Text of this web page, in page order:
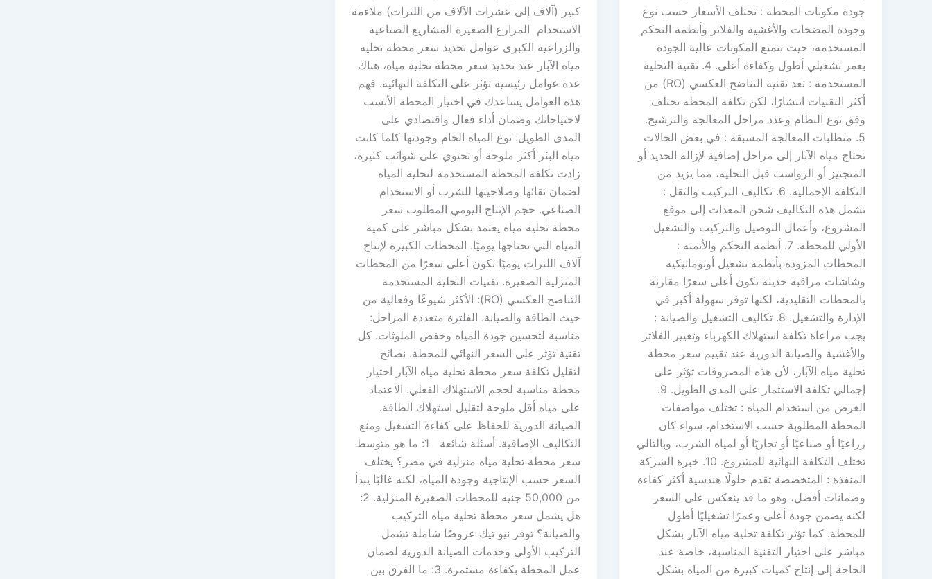
جودة مكونات المحطة : تختلف الأسعار حسب نوع
وجودة المضخات والأغشية والفلاتر وأنظمة التحكم
المستخدمة، حيث تتمتع المكونات عالية الجودة
بعمر تشغيلي أطول وكفاءة أعلى. 4. تقنية التحلية
المستخدمة : تعد تقنية التناضح العكسي (RO) من
أكثر التقنيات انتشارًا، لكن تكلفة المحطة تختلف
وفق نوع النظام وعدد مراحل المعالجة والترشيح.
5. متطلبات المعالجة المسبقة : في بعض الحالات
تحتاج مياه الآبار إلى مراحل إضافية لإزالة الحديد أو
المنجنيز أو الرواسب قبل التحلية، مما يزيد من
التكلفة الإجمالية. 6. تكاليف التركيب والنقل :
تشمل هذه التكاليف شحن المعدات إلى موقع
المشروع، وأعمال التوصيل والتركيب والتشغيل
الأولي للمحطة. 7. أنظمة التحكم والأتمتة :
المحطات المزودة بأنظمة تشغيل أوتوماتيكية
وشاشات مراقبة حديثة تكون أعلى سعرًا مقارنة
بالمحطات التقليدية، لكنها توفر سهولة أكبر في
الإدارة والتشغيل. 8. تكاليف التشغيل والصيانة :
يجب مراعاة تكلفة استهلاك الكهرباء وتغيير الفلاتر
والأغشية والصيانة الدورية عند تقييم سعر محطة
تحلية مياه الآبار، لأن هذه المصروفات تؤثر على
إجمالي تكلفة الاستثمار على المدى الطويل. 9.
الغرض من استخدام المياه : تختلف مواصفات
المحطة المطلوبة حسب الاستخدام، سواء كان
زراعيًا أو صناعيًا أو تجاريًا أو لمياه الشرب، وبالتالي
تختلف التكلفة النهائية للمشروع. 10. خبرة الشركة
المنفذة : المتخصصة تقدم حلولًا هندسية أكثر كفاءة
وضمانات أفضل، وهو ما قد ينعكس على السعر
لكنه يضمن جودة أعلى وعمرًا تشغيليًا أطول
للمحطة. كما تؤثر تكلفة تحلية مياه الآبار بشكل
مباشر على اختيار التقنية المناسبة، خاصة عند
الحاجة إلى إنتاج كميات كبيرة من المياه بشكل
كبير (آلاف إلى عشرات الآلاف من اللترات) ملاءمة
الاستخدام المزارع الصغيرة المشاريع الصناعية
والزراعية الكبرى عوامل تحديد سعر محطة تحلية
مياه الآبار عند تحديد سعر محطة تحلية مياه، هناك
عدة عوامل رئيسية تؤثر على التكلفة النهائية. فهم
هذه العوامل يساعدك في اختيار المحطة الأنسب
لاحتياجاتك وضمان أداء فعال واقتصادي على
المدى الطويل: نوع المياه الخام وجودتها كلما كانت
مياه البئر أكثر ملوحة أو تحتوي على شوائب كثيرة،
زادت تكلفة المحطة المستخدمة لتحلية المياه
لضمان نقائها وصلاحيتها للشرب أو الاستخدام
الصناعي. حجم الإنتاج اليومي المطلوب سعر
محطة تحلية مياه يعتمد بشكل مباشر على كمية
المياه التي تحتاجها يوميًا. المحطات الكبيرة لإنتاج
آلاف اللترات يوميًا تكون أعلى سعرًا من المحطات
المنزلية الصغيرة. تقنيات التحلية المستخدمة
التناضح العكسي (RO): الأكثر شيوعًا وفعالية من
حيث الطاقة والصيانة. الفلترة متعددة المراحل:
مناسبة لتحسين جودة المياه وخفض الملوثات. كل
تقنية تؤثر على السعر النهائي للمحطة. نصائح
لتقليل تكلفة سعر محطة تحلية مياه الآبار اختيار
محطة مناسبة لحجم الاستهلاك الفعلي. الاعتماد
على مياه أقل ملوحة لتقليل استهلاك الطاقة.
الصيانة الدورية للحفاظ على كفاءة التشغيل ومنع
التكاليف الإضافية. أسئلة شائعة 1: ما هو متوسط
سعر محطة تحلية مياه منزلية في مصر؟ يختلف
السعر حسب الإنتاجية وجودة المياه، لكنه غالبًا يبدأ
من 50,000 جنيه للمحطات الصغيرة المنزلية. 2:
هل يشمل سعر محطة تحلية مياه التركيب
والصيانة؟ توفر نيو تيك عروضًا شاملة تشمل
التركيب الأولي وخدمات الصيانة الدورية لضمان
عمل المحطة بكفاءة مستمرة. 3: ما الفرق بين